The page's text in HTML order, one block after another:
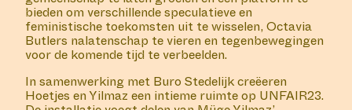
bieden om verschillende speculatieve en
feministische toekomsten uit te wisselen, Octavia
Butlers nalatenschap te vieren en tegenbewegingen
voor de komende tijd te verbeelden.
In samenwerking met Buro Stedelijk creëeren
Hoetjes en Yilmaz een intieme ruimte op UNFAIR23.